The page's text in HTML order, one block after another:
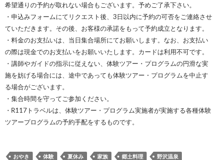
希望通りの予約が取れない場合もございます。予めご了承下さい。
・申込みフォームにてリクエスト後、3日以内に予約の可否をご連絡させ
ていただきます。その後、お客様の承諾をもって予約成立となります。
・料金のお支払いは、当日集合場所にてお願いします。なお、お支払い
の際は現金でのお支払いをお願いいたします。カードは利用不可です。
・講師やガイドの指示に従えない、体験ツアー・プログラムの円滑な実
施を妨げる場合には、途中であっても体験ツアー・プログラムを中止す
る場合がございます。
・集合時間を守ってご参加ください。
・R117トラベルは、体験ツアー・プログラム実施者が実施する各種体験
ツアープログラムの予約手配をするものです。
おやき 体験 夏休み 家族 郷土料理 野沢温泉